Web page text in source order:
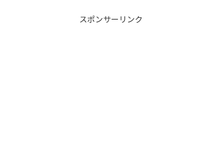
部分が白なのでスポーツライデ
ィングすると虫の死骸が凄い事
スポンサーリンク